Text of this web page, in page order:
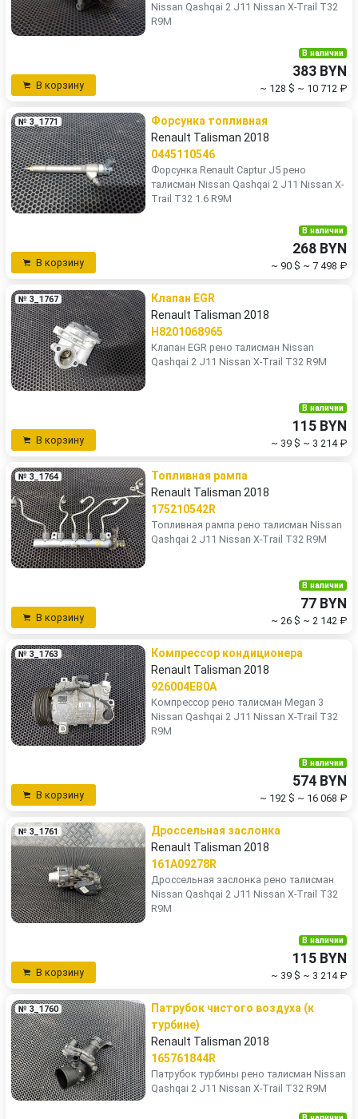
Nissan Qashqai 2 J11 Nissan X-Trail T32
R9M
В корзину
В наличии
383 BYN
~ 128 $ ~ 10 712 ₽
№ 3_1771
Форсунка топливная
Renault Talisman 2018
0445110546
Форсунка Renault Captur J5 рено
талисман Nissan Qashqai 2 J11 Nissan X-
Trail T32 1.6 R9M
В корзину
В наличии
268 BYN
~ 90 $ ~ 7 498 ₽
№ 3_1767
Клапан EGR
Renault Talisman 2018
H8201068965
Клапан EGR рено талисман Nissan
Qashqai 2 J11 Nissan X-Trail T32 R9M
В корзину
В наличии
115 BYN
~ 39 $ ~ 3 214 ₽
№ 3_1764
Топливная рампа
Renault Talisman 2018
175210542R
Топливная рампа рено талисман Nissan
Qashqai 2 J11 Nissan X-Trail T32 R9M
В корзину
В наличии
77 BYN
~ 26 $ ~ 2 142 ₽
№ 3_1763
Компрессор кондиционера
Renault Talisman 2018
926004EB0A
Компрессор рено талисман Megan 3
Nissan Qashqai 2 J11 Nissan X-Trail T32
R9M
В корзину
В наличии
574 BYN
~ 192 $ ~ 16 068 ₽
№ 3_1761
Дроссельная заслонка
Renault Talisman 2018
161A09278R
Дроссельная заслонка рено талисман
Nissan Qashqai 2 J11 Nissan X-Trail T32
R9M
В корзину
В наличии
115 BYN
~ 39 $ ~ 3 214 ₽
№ 3_1760
Патрубок чистого воздуха (к
турбине)
Renault Talisman 2018
165761844R
Патрубок турбины рено талисман Nissan
Qashqai 2 J11 Nissan X-Trail T32 R9M